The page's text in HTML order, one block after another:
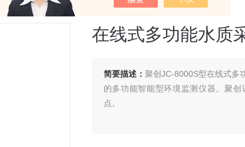
在线式多功能水质
简要描述： 聚创JC-8000S型在线式多
的多功能智能型环境监测仪器。聚
点。